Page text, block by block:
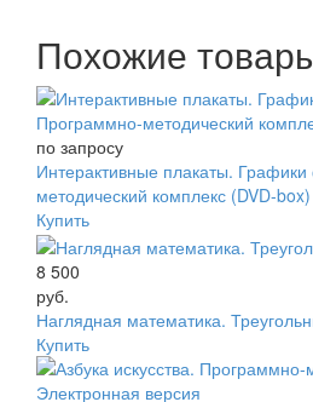
Похожие
по запросу
Интерактивные плакаты.
методический комплекс (DVD-box)
Купить
8 500
руб.
Наглядная математика.
Купить